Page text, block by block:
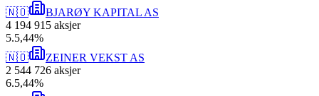
🇳🇴
BJARØY KAPITAL AS
4 194 915 aksjer
5.5,44%
🇳🇴
ZEINER VEKST AS
2 544 726 aksjer
6.5,44%